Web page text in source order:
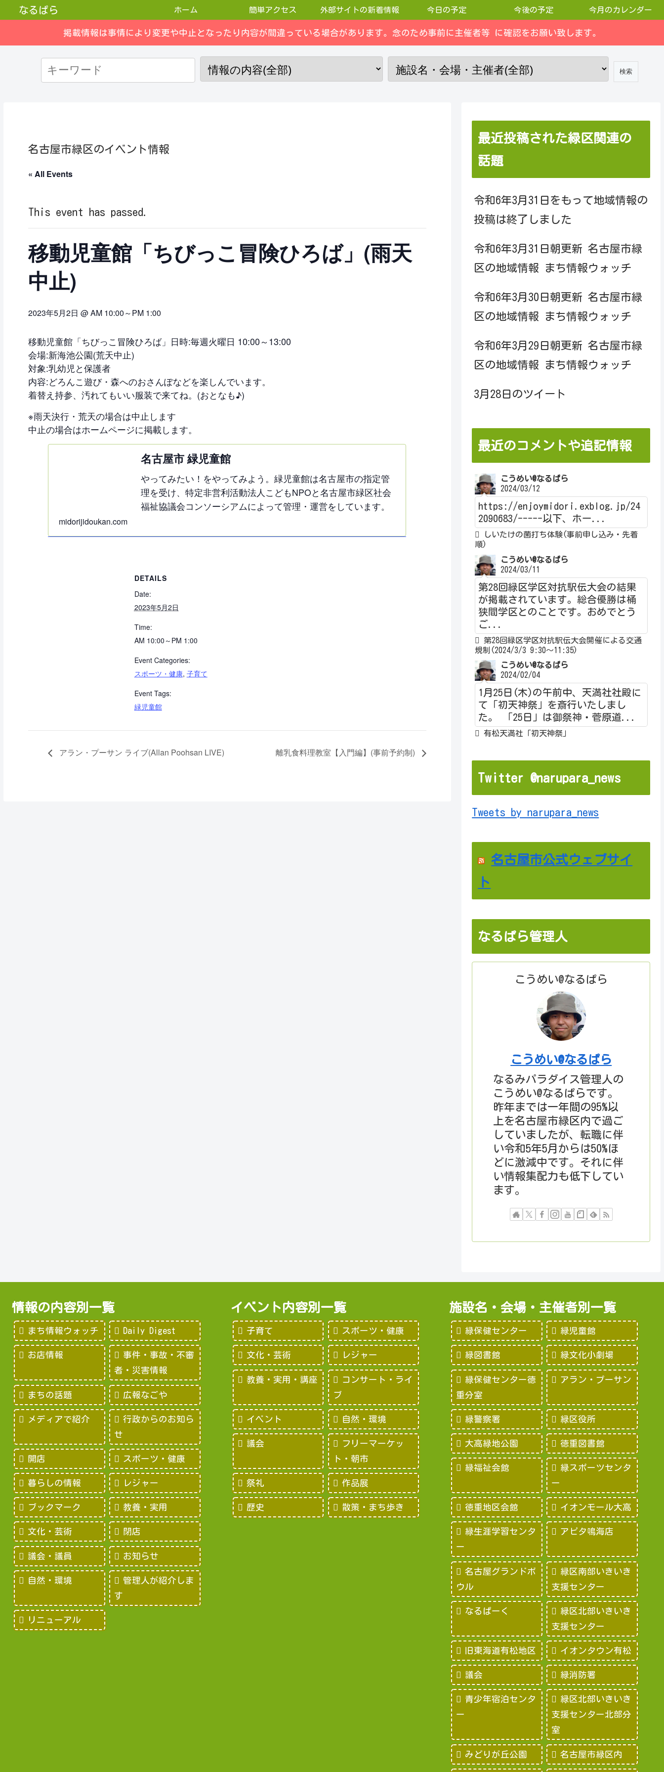
なるぱら ホーム 簡単アクセス 外部サイトの新着情報 今日の予定 今後の予定 今月のカレンダー
掲載情報は事情により変更や中止となったり内容が間違っている場合があります。念のため事前に主催者等 に確認をお願い致します。
名古屋市緑区のイベント情報
« All Events
This event has passed.
移動児童館「ちびっこ冒険ひろば」(雨天
中止)
2023年5月2日 @ AM 10:00～PM 1:00
移動児童館「ちびっこ冒険ひろば」日時:毎週火曜日 10:00～13:00
会場:新海池公園(荒天中止)
対象:乳幼児と保護者
内容:どろんこ遊び・森へのおさんぽなどを楽しんでいます。
着替え持参、汚れてもいい服装で来てね。(おとなも♪)
※雨天決行・荒天の場合は中止します
中止の場合はホームページに掲載します。
名古屋市 緑児童館
やってみたい！をやってみよう。緑児童館は名古屋市の指定管
理を受け、特定非営利活動法人こどもNPOと名古屋市緑区社会
福祉協議会コンソーシアムによって管理・運営をしています。
midorijidoukan.com
DETAILS
Date:
2023年5月2日
Time:
AM 10:00～PM 1:00
Event Categories:
スポーツ・健康, 子育て
Event Tags:
緑児童館
アラン・プーサン ライブ(Allan Poohsan LIVE) 離乳食料理教室【入門編】(事前予約制)
最近投稿された緑区関連の
話題
令和6年3月31日をもって地域情報の
投稿は終了しました
令和6年3月31日朝更新 名古屋市緑
区の地域情報 まち情報ウォッチ
令和6年3月30日朝更新 名古屋市緑
区の地域情報 まち情報ウォッチ
令和6年3月29日朝更新 名古屋市緑
区の地域情報 まち情報ウォッチ
3月28日のツイート
最近のコメントや追記情報
こうめい@なるぱら
2024/03/12
https://enjoymidori.exblog.jp/24
2090683/-----以下、ホー...
しいたけの菌打ち体験(事前申し込み・先着
順)
こうめい@なるぱら
2024/03/11
第28回緑区学区対抗駅伝大会の結果
が掲載されています。総合優勝は桶
狭間学区とのことです。おめでとう
ご...
第28回緑区学区対抗駅伝大会開催による交通
規制(2024/3/3 9:30～11:35)
こうめい@なるぱら
2024/02/04
1月25日(木)の午前中、天満社社殿に
て「初天神祭」を斎行いたしまし
た。 「25日」は御祭神・菅原道...
有松天満社「初天神祭」
Twitter @narupara_news
Tweets by narupara_news
名古屋市公式ウェブサイ
ト
なるぱら管理人
こうめい@なるぱら
こうめい@なるぱら
なるみパラダイス管理人の
こうめい@なるぱらです。
昨年までは一年間の95%以
上を名古屋市緑区内で過ご
していましたが、転職に伴
い令和5年5月からは50%ほ
どに激減中です。それに伴
い情報集配力も低下してい
ます。
情報の内容別一覧
まち情報ウォッチ Daily Digest
お店情報
事件・事故・不審
者・災害情報
まちの話題 広報なごや
メディアで紹介
行政からのお知ら
せ
開店 スポーツ・健康
暮らしの情報 レジャー
ブックマーク 教養・実用
文化・芸術 閉店
議会・議員 お知らせ
自然・環境
管理人が紹介しま
す
リニューアル
イベント内容別一覧
子育て スポーツ・健康
文化・芸術 レジャー
教養・実用・講座
コンサート・ライ
ブ
イベント 自然・環境
議会
フリーマーケッ
ト・朝市
祭礼 作品展
歴史 散策・まち歩き
施設名・会場・主催者別一覧
緑保健センター 緑児童館
緑図書館 緑文化小劇場
緑保健センター徳
重分室
アラン・プーサン
緑警察署 緑区役所
大高緑地公園 徳重図書館
緑福祉会館
緑スポーツセンタ
ー
徳重地区会館 イオンモール大高
緑生涯学習センタ
ー
アピタ鳴海店
名古屋グランドボ
ウル
緑区南部いきいき
支援センター
なるぱーく
緑区北部いきいき
支援センター
旧東海道有松地区 イオンタウン有松
議会 緑消防署
青少年宿泊センタ
ー
緑区北部いきいき
支援センター北部分
室
みどりが丘公園 名古屋市緑区内